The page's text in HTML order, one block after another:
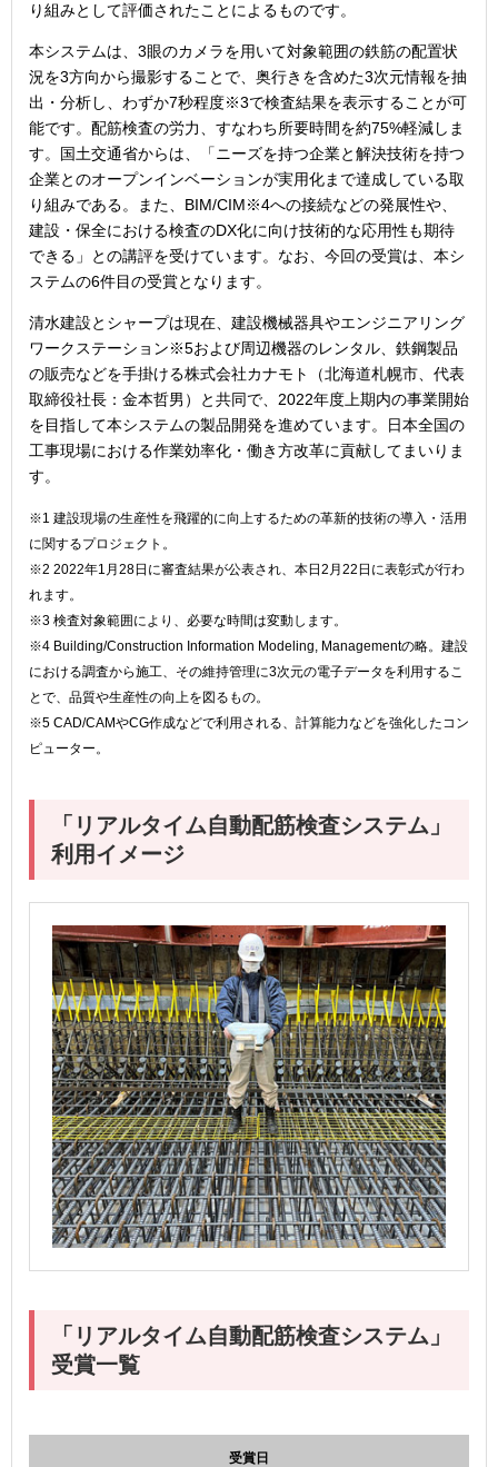
り組みとして評価されたことによるものです。
本システムは、3眼のカメラを用いて対象範囲の鉄筋の配置状
況を3方向から撮影することで、奥行きを含めた3次元情報を抽
出・分析し、わずか7秒程度※3で検査結果を表示することが可
能です。配筋検査の労力、すなわち所要時間を約75%軽減しま
す。国土交通省からは、「ニーズを持つ企業と解決技術を持つ
企業とのオープンインベーションが実用化まで達成している取
り組みである。また、BIM/CIM※4への接続などの発展性や、
建設・保全における検査のDX化に向け技術的な応用性も期待
できる」との講評を受けています。なお、今回の受賞は、本シ
ステムの6件目の受賞となります。
清水建設とシャープは現在、建設機械器具やエンジニアリング
ワークステーション※5および周辺機器のレンタル、鉄鋼製品
の販売などを手掛ける株式会社カナモト（北海道札幌市、代表
取締役社長：金本哲男）と共同で、2022年度上期内の事業開始
を目指して本システムの製品開発を進めています。日本全国の
工事現場における作業効率化・働き方改革に貢献してまいりま
す。
※1 建設現場の生産性を飛躍的に向上するための革新的技術の導入・活用
に関するプロジェクト。
※2 2022年1月28日に審査結果が公表され、本日2月22日に表彰式が行わ
れます。
※3 検査対象範囲により、必要な時間は変動します。
※4 Building/Construction Information Modeling, Managementの略。建設
における調査から施工、その維持管理に3次元の電子データを利用するこ
とで、品質や生産性の向上を図るもの。
※5 CAD/CAMやCG作成などで利用される、計算能力などを強化したコン
ピューター。
「リアルタイム自動配筋検査システム」
利用イメージ
「リアルタイム自動配筋検査システム」
受賞一覧
受賞日